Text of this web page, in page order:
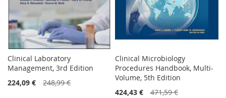
Clinical Laboratory
Management, 3rd Edition
224,09 €
248,99 €
Clinical Microbiology
Procedures Handbook, Multi-
Volume, 5th Edition
424,43 €
471,59 €